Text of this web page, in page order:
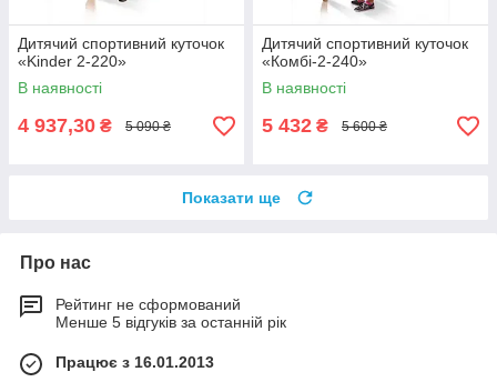
Дитячий спортивний куточок
«Kinder 2-220»
В наявності
4 937,30 ₴ 5 090 ₴
Дитячий спортивний куточок
«Комбі-2-240»
В наявності
5 432 ₴ 5 600 ₴
Показати ще
Про нас
Рейтинг не сформований
Менше 5 відгуків за останній рік
Працює з 16.01.2013